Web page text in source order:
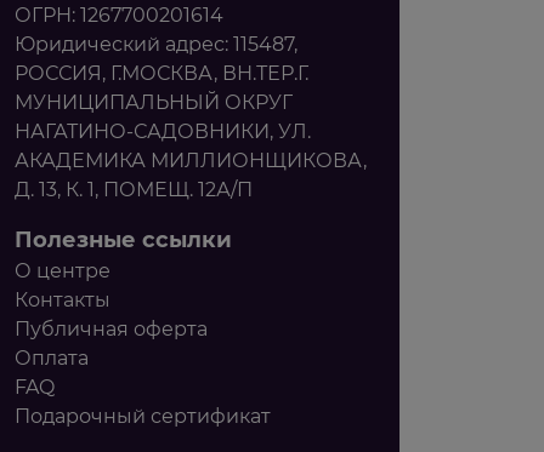
ОГРН: 1267700201614
Юридический адрес: 115487,
РОССИЯ, Г.МОСКВА, ВН.ТЕР.Г.
МУНИЦИПАЛЬНЫЙ ОКРУГ
НАГАТИНО-САДОВНИКИ, УЛ.
АКАДЕМИКА МИЛЛИОНЩИКОВА,
Д. 13, К. 1, ПОМЕЩ. 12А/П
Полезные ссылки
О центре
Контакты
Публичная оферта
Оплата
FAQ
Подарочный сертификат